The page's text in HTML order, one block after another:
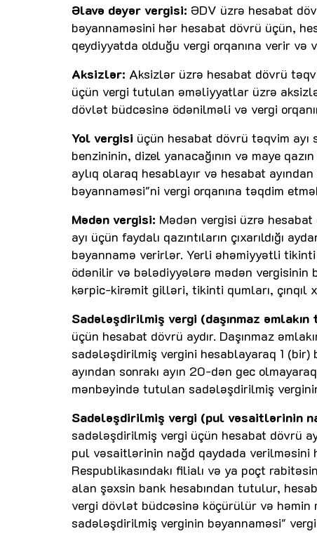
Əlavə dəyər vergisi: ƏDV üzrə hesabat
bəyannaməsini hər hesabat dövrü üçün,
qeydiyyatda olduğu vergi orqanına verir və
Aksizlər: Aksizlər üzrə hesabat dövrü
üçün vergi tutulan əməliyyatlar üzrə
dövlət büdcəsinə ödənilməli və vergi
Yol vergisi üçün hesabat dövrü təqvim ayı
benzininin, dizel yanacağının və maye
aylıq olaraq hesablayır və hesabat
bəyannaməsi"ni vergi orqanına təqdim
Mədən vergisi: Mədən vergisi üzrə hesabat
ayı üçün faydalı qazıntıların çıxarıldığı
bəyannamə verirlər. Yerli əhəmiyyətli
ödənilir və bələdiyyələrə mədən
kərpic-kirəmit gilləri, tikinti qumları, çınqıl
Sadələşdirilmiş vergi (daşınmaz
üçün hesabat dövrü aydır. Daşınmaz
sadələşdirilmiş vergini hesablayaraq 1
ayından sonrakı ayın 20-dən gec
mənbəyində tutulan sadələşdirilmiş
Sadələşdirilmiş vergi (pul vəsaitlərinin
sadələşdirilmiş vergi üçün hesabat dövrü
pul vəsaitlərinin nağd qaydada verilməsini
Respublikasındakı filialı və ya poçt
alan şəxsin bank hesabından tutulur,
vergi dövlət büdcəsinə köçürülür və həmin
sadələşdirilmiş verginin bəyannaməsi"